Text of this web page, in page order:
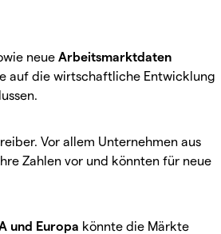
neue Arbeitsmarktdaten
auf die wirtschaftliche Entwicklung
Vor allem Unternehmen aus
Zahlen vor und könnten für neue
und Europa könnte die Märkte